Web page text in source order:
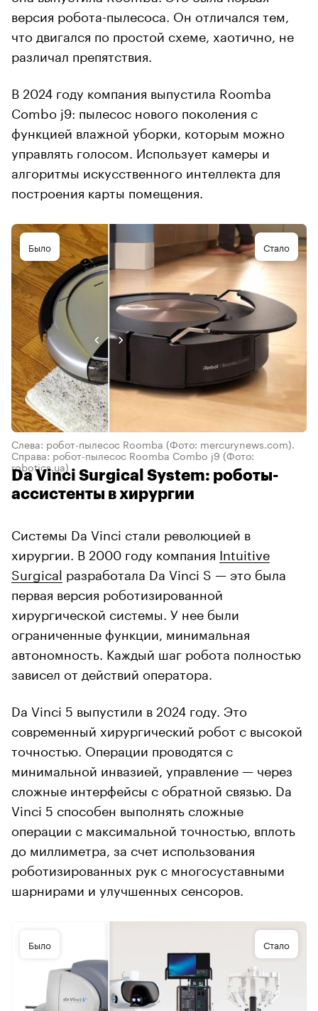
версия робота-пылесоса. Он отличался тем,
что двигался по простой схеме, хаотично, не
различал препятствия.
В 2024 году компания выпустила Roomba
Combo j9: пылесос нового поколения с
функцией влажной уборки, которым можно
управлять голосом. Использует камеры и
алгоритмы искусственного интеллекта для
построения карты помещения.
Было Стало
Слева: робот-пылесос Roomba (Фото: mercurynews.com).
Справа: робот-пылесос Roomba Combo j9 (Фото:
robotics.ua)
Da Vinci Surgical System: роботы-
ассистенты в хирургии
Системы Da Vinci стали революцией в
хирургии. В 2000 году компания Intuitive
Surgical разработала Da Vinci S — это была
первая версия роботизированной
хирургической системы. У нее были
ограниченные функции, минимальная
автономность. Каждый шаг робота полностью
зависел от действий оператора.
Da Vinci 5 выпустили в 2024 году. Это
современный хирургический робот с высокой
точностью. Операции проводятся с
минимальной инвазией, управление — через
сложные интерфейсы с обратной связью. Da
Vinci 5 способен выполнять сложные
операции с максимальной точностью, вплоть
до миллиметра, за счет использования
роботизированных рук с многосуставными
шарнирами и улучшенных сенсоров.
Было Стало